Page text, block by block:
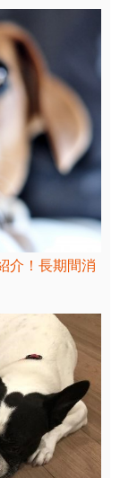
介！長期間消